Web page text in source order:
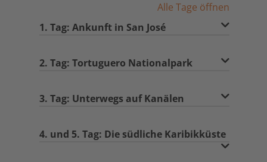
Alle Tage öffnen
1. Tag: Ankunft in San José
2. Tag: Tortuguero Nationalpark
3. Tag: Unterwegs auf Kanälen
4. und 5. Tag: Die südliche Karibikküste